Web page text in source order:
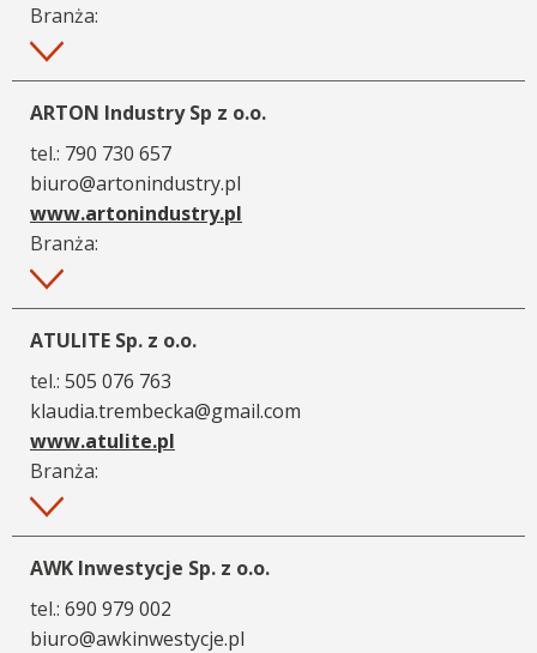
Branża:
Więcej
ARTON Industry Sp z o.o.
tel.: 790 730 657
biuro@artonindustry.pl
www.artonindustry.pl
Branża:
Więcej
ATULITE Sp. z o.o.
tel.: 505 076 763
klaudia.trembecka@gmail.com
www.atulite.pl
Branża:
Więcej
AWK Inwestycje Sp. z o.o.
tel.: 690 979 002
biuro@awkinwestycje.pl